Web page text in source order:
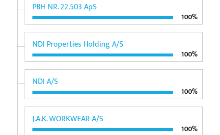
PBH NR. 22.503 ApS
100%
NDI Properties Holding A/S
100%
NDI A/S
100%
J.A.K. WORKWEAR A/S
100%